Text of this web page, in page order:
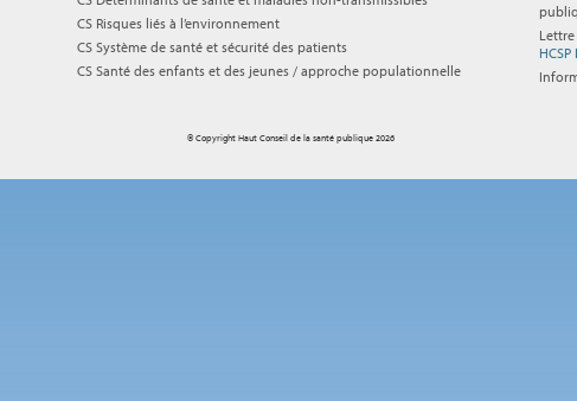
CS Risques liés à l’environnement
CS Système de santé et sécurité des patients
CS Santé des enfants et des jeunes / approche populationnelle
© Copyright Haut Conseil de la santé publique 2026